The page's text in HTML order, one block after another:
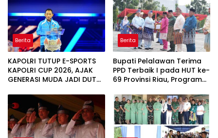
Berita
KAPOLRI TUTUP E-SPORTS
KAPOLRI CUP 2026, AJAK
GENERASI MUDA JADI DUTA
LAPORKAN GANGGUAN KE
110
Berita
Bupati Pelalawan Terima
PPD Terbaik I pada HUT ke-
69 Provinsi Riau, Program
Sorotan